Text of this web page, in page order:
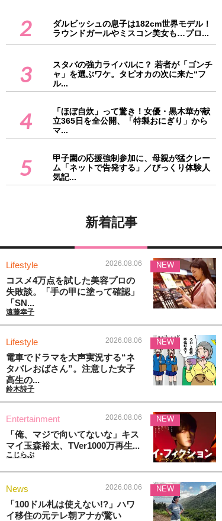
2
ダルビッシュの息子は182cm世界モデル！
ラウンドガールやミスコン美女も…プロ...
3
スタバの強力ライバルに？ 若者が「ゴンチ
ャ」を選ぶワケ。タピオカの次に来た“フ
ル...
4
「ほぼ自炊」って驚き！女優・黒木華が献
立365日を全公開、「特製おにぎり」から
マ...
5
甲子園の応援強制参加に、母親が猛クレー
ム「ネットで告発する」／びっくり体験人
気記...
新着記事
Lifestyle 2026.08.06
コスメ4万点を試した美容プロの
失敗談。「手の甲に塗って確認」
「SN...
遠藤幸子
NEW
Lifestyle 2026.08.06
電車でドラマを大声実況する“ネ
タバレおばさん”。注意した女子
高生の...
鈴木詩子
NEW
Entertainment 2026.08.06
「俺、マジで向いてないな」キス
マイ玉森裕太、TVer1000万再生...
こじらぶ
NEW
News 2026.08.06
「100ドル札は使えない!?」ハワ
イ移住の元テレ朝アナが驚い
NEW